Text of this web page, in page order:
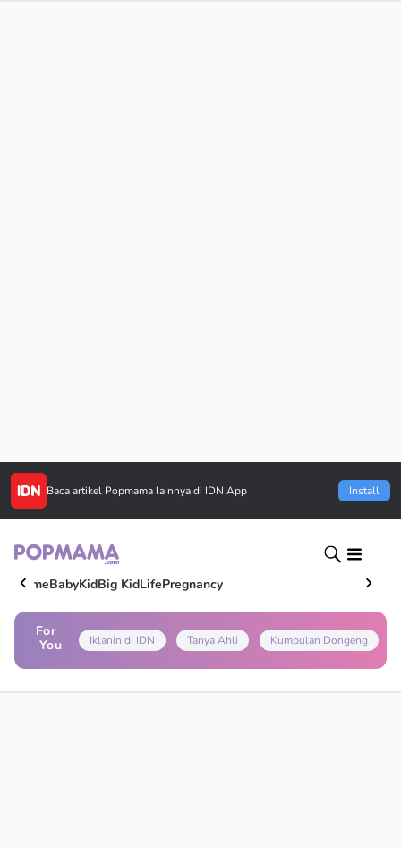
Baca artikel Popmama lainnya di IDN App Install
HomeBabyKidBig KidLifePregnancy
For
You
Iklanin di IDN Tanya Ahli Kumpulan Dongeng